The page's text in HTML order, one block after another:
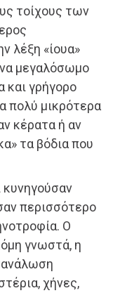
τοίχους των
λέξη «ίουα»
μεγαλόσωμο
γρήγορο
πολύ μικρότερα
κέρατα ή αν
τα βόδια που
κυνηγούσαν
περισσότερο
Ο
γνωστά, η
χήνες,